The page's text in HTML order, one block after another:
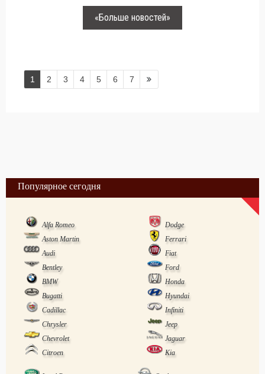
«Больше новостей»
1 2 3 4 5 6 7
Популярное сегодня
Alfa Romeo
Dodge
Aston Martin
Ferrari
Audi
Fiat
Bentley
Ford
BMW
Honda
Bugatti
Hyundai
Cadillac
Infiniti
Chrysler
Jeep
Chevrolet
Jaguar
Citroen
Kia